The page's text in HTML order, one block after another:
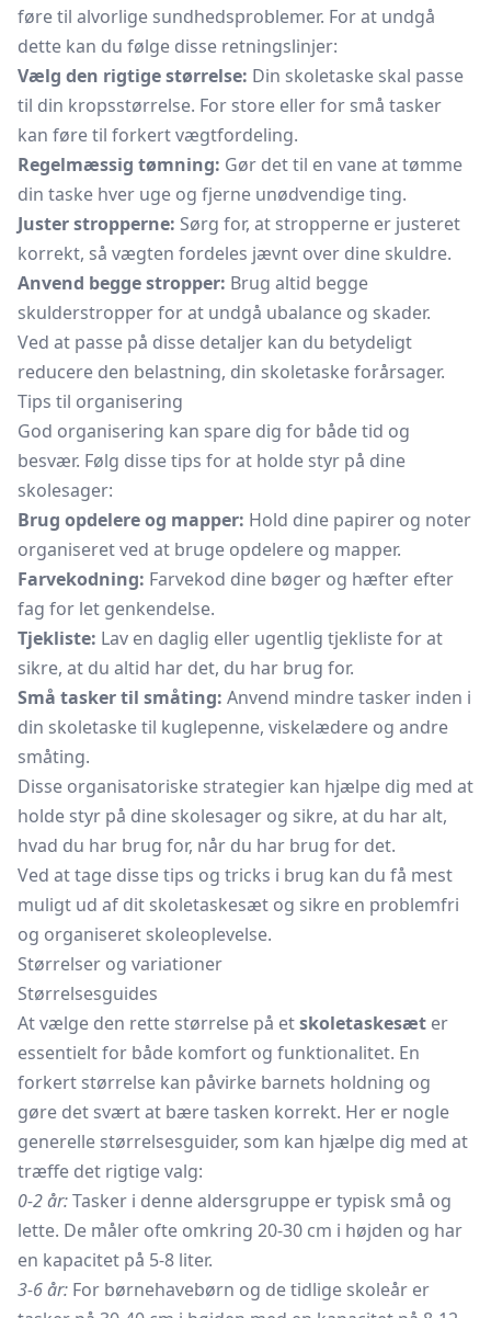
føre til alvorlige sundhedsproblemer. For at undgå
dette kan du følge disse retningslinjer:
Vælg den rigtige størrelse: Din skoletaske skal passe
til din kropsstørrelse. For store eller for små tasker
kan føre til forkert vægtfordeling.
Regelmæssig tømning: Gør det til en vane at tømme
din taske hver uge og fjerne unødvendige ting.
Juster stropperne: Sørg for, at stropperne er justeret
korrekt, så vægten fordeles jævnt over dine skuldre.
Anvend begge stropper: Brug altid begge
skulderstropper for at undgå ubalance og skader.
Ved at passe på disse detaljer kan du betydeligt
reducere den belastning, din skoletaske forårsager.
Tips til organisering
God organisering kan spare dig for både tid og
besvær. Følg disse tips for at holde styr på dine
skolesager:
Brug opdelere og mapper: Hold dine papirer og noter
organiseret ved at bruge opdelere og mapper.
Farvekodning: Farvekod dine bøger og hæfter efter
fag for let genkendelse.
Tjekliste: Lav en daglig eller ugentlig tjekliste for at
sikre, at du altid har det, du har brug for.
Små tasker til småting: Anvend mindre tasker inden i
din skoletaske til kuglepenne, viskelædere og andre
småting.
Disse organisatoriske strategier kan hjælpe dig med at
holde styr på dine skolesager og sikre, at du har alt,
hvad du har brug for, når du har brug for det.
Ved at tage disse tips og tricks i brug kan du få mest
muligt ud af dit skoletaskesæt og sikre en problemfri
og organiseret skoleoplevelse.
Størrelser og variationer
Størrelsesguides
At vælge den rette størrelse på etskoletaskesæt er
essentielt for både komfort og funktionalitet. En
forkert størrelse kan påvirke barnets holdning og
gøre det svært at bære tasken korrekt. Her er nogle
generelle størrelsesguider, som kan hjælpe dig med at
træffe det rigtige valg:
0-2 år:Tasker i denne aldersgruppe er typisk små og
lette. De måler ofte omkring 20-30 cm i højden og har
en kapacitet på 5-8 liter.
3-6 år: For børnehavebørn og de tidlige skoleår er